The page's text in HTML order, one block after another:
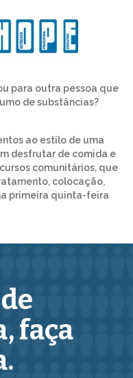
para outra pessoa que
de substâncias?
ao estilo de uma
desfrutar de comida e
comunitários, que
colocação,
primeira quinta-feira
faça